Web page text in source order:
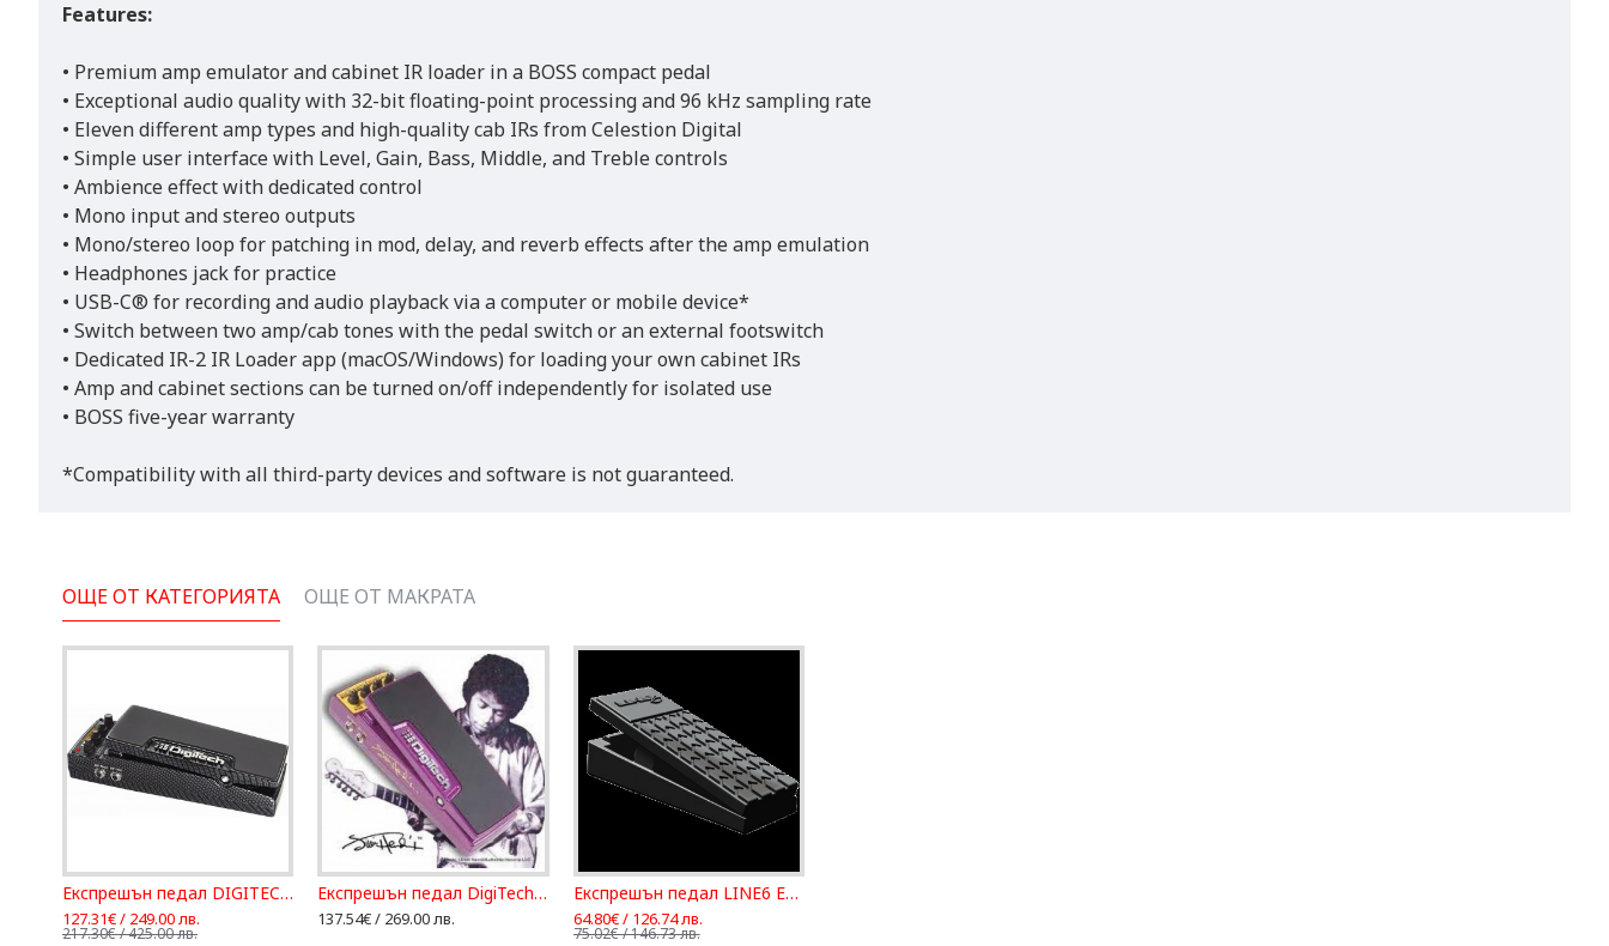
Features:
• Premium amp emulator and cabinet IR loader in a BOSS compact pedal
• Exceptional audio quality with 32-bit floating-point processing and 96 kHz sampling rate
• Eleven different amp types and high-quality cab IRs from Celestion Digital
• Simple user interface with Level, Gain, Bass, Middle, and Treble controls
• Ambience effect with dedicated control
• Mono input and stereo outputs
• Mono/stereo loop for patching in mod, delay, and reverb effects after the amp emulation
• Headphones jack for practice
• USB-C® for recording and audio playback via a computer or mobile device*
• Switch between two amp/cab tones with the pedal switch or an external footswitch
• Dedicated IR-2 IR Loader app (macOS/Windows) for loading your own cabinet IRs
• Amp and cabinet sections can be turned on/off independently for isolated use
• BOSS five-year warranty
*Compatibility with all third-party devices and software is not guaranteed.
ОЩЕ ОТ КАТЕГОРИЯТА ОЩЕ ОТ МАКРАТА
Експрешън педал DIGITECH EX7-EU
127.31€ / 249.00 лв.
217.30€ / 425.00 лв.
Експрешън педал DigiTech JHE-EU
137.54€ / 269.00 лв.
Експрешън педал LINE6 EX- 1
64.80€ / 126.74 лв.
75.02€ / 146.73 лв.